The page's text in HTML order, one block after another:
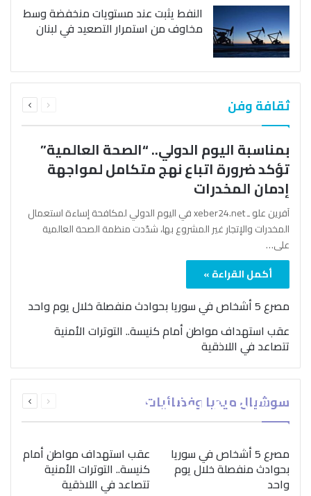
النفط يثبت عند مستويات منخفضة وسط
مخاوف من استمرار التصعيد في لبنان
ثقافة وفن الصفحةالصفحة
بمناسبة اليوم الدولي.. “الصحة العالمية”
تؤكد ضرورة اتباع نهج متكامل لمواجهة
إدمان المخدرات
آفرين علو ـ xeber24.net في اليوم الدولي لمكافحة إساءة استعمال
المخدرات والإتجار غير المشروع بها، شدّدت منظمة الصحة العالمية
على…
أكمل القراءة »
مصرع 5 أشخاص في سوريا بحوادث منفصلة خلال يوم واحد
عقب استهداف مواطن أمام كنيسة.. التوترات الأمنية
تتصاعد في اللاذقية
سوشيال ميديا وفضائيات الصفحةالصفحة
بمناسبة اليوم الدولي..
“الصحة العالمية” تؤكد
ضرورة اتباع نهج متكامل
لمواجهة إدمان المخدرات
مصرع 5 أشخاص في سوريا
بحوادث منفصلة خلال يوم
واحد
عقب استهداف مواطن أمام
كنيسة.. التوترات الأمنية
تتصاعد في اللاذقية